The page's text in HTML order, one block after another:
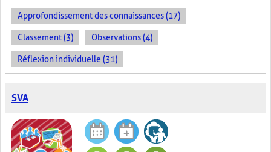
Approfondissement des connaissances (17)
Classement (3) Observations (4)
Réflexion individuelle (31)
SVA